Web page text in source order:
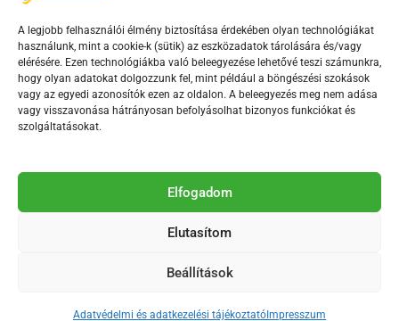
A legjobb felhasználói élmény biztosítása érdekében olyan technológiákat
használunk, mint a cookie-k (sütik) az eszközadatok tárolására és/vagy
elérésére. Ezen technológiákba való beleegyezése lehetővé teszi számunkra,
hogy olyan adatokat dolgozzunk fel, mint például a böngészési szokások
vagy az egyedi azonosítók ezen az oldalon. A beleegyezés meg nem adása
vagy visszavonása hátrányosan befolyásolhat bizonyos funkciókat és
szolgáltatásokat.
Elfogadom
Elutasítom
Beállítások
Adatvédelmi és adatkezelési tájékoztató Impresszum
F
a
c
e
b
o
-
Y
o
u
t
u
e
s
r
T
i
k
t
Az Érd Média médiaszolgáltatási tevékenységét a
Médiatanács a Magyar Média Mecenatúra program
2018-2026. © Minden jog fenntartva, Érd Megyei Jogú Város